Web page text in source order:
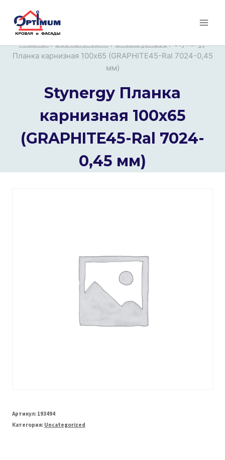
Перейти
Главная / Все категории / Uncategorized / Stynergy
Планка карнизная 100х65 (GRAPHITE45-Ral 7024-0,45
мм)
Stynergy Планка
карнизная 100х65
(GRAPHITE45-Ral 7024-
0,45 мм)
Артикул: 193494
Категория: Uncategorized